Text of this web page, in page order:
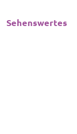
Sehenswertes